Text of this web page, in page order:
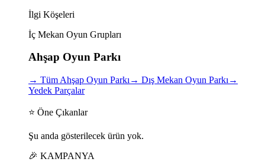
İlgi Köşeleri
İç Mekan Oyun Grupları
Ahşap Oyun Parkı
→ Tüm Ahşap Oyun Parkı → Dış Mekan Oyun Parkı →
Yedek Parçalar
⭐ Öne Çıkanlar
Şu anda gösterilecek ürün yok.
🎉 KAMPANYA